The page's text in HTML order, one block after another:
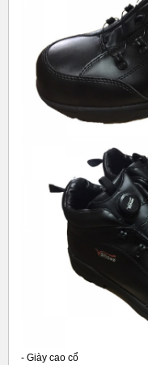
- Giày cao cổ